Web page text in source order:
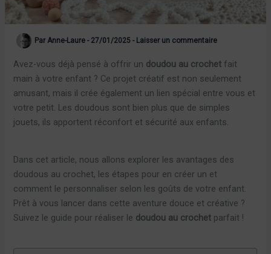
Par Anne-Laure- 27/01/2025- Laisser un commentaire
Avez-vous déjà pensé à offrir un doudou au crochet fait
main à votre enfant ? Ce projet créatif est non seulement
amusant, mais il crée également un lien spécial entre vous et
votre petit. Les doudous sont bien plus que de simples
jouets, ils apportent réconfort et sécurité aux enfants.
Dans cet article, nous allons explorer les avantages des
doudous au crochet, les étapes pour en créer un et
comment le personnaliser selon les goûts de votre enfant.
Prêt à vous lancer dans cette aventure douce et créative ?
Suivez le guide pour réaliser le doudou au crochet parfait !